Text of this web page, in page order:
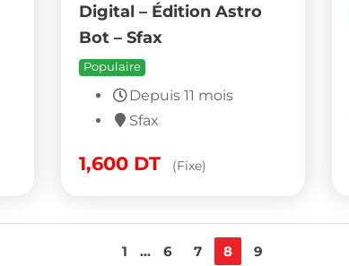
Digital – Édition Astro
Bot – Sfax
Populaire
Depuis 11 mois
Sfax
1,600 DT (Fixe)
1 ... 6 7 8 9